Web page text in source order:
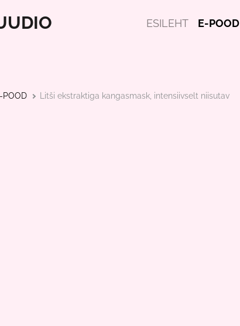
ESILEHT E-POOD
POOD Litši ekstraktiga kangasmask, intensiivselt niisutav